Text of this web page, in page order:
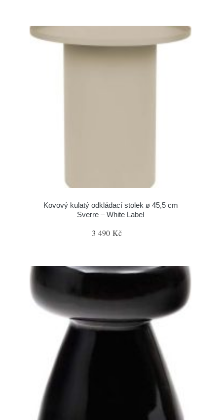
Kovový kulatý odkládací stolek ø 45,5 cm
Sverre – White Label
3 490 Kč